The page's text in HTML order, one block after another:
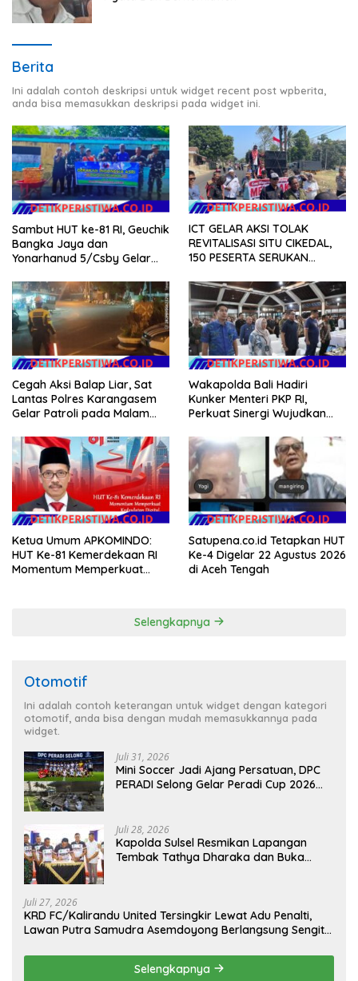
Berita
Ini adalah contoh deskripsi untuk widget recent post wpberita,
anda bisa memasukkan deskripsi pada widget ini.
Sambut HUT ke-81 RI, Geuchik
Bangka Jaya dan
Yonarhanud 5/Csby Gelar
Gerakan Indonesia Asri
ICT GELAR AKSI TOLAK
REVITALISASI SITU CIKEDAL,
150 PESERTA SERUKAN
Cegah Aksi Balap Liar, Sat
Lantas Polres Karangasem
Gelar Patroli pada Malam
Wakapolda Bali Hadiri
Kunker Menteri PKP RI,
Perkuat Sinergi Wujudkan
Masyarakat
Ketua Umum APKOMINDO:
HUT Ke-81 Kemerdekaan RI
Momentum Memperkuat
Satupena.co.id Tetapkan HUT
Ke-4 Digelar 22 Agustus 2026
di Aceh Tengah
Selengkapnya
Otomotif
Ini adalah contoh keterangan untuk widget dengan kategori
otomotif, anda bisa dengan mudah memasukkannya pada
widget.
Juli 31, 2026
Mini Soccer Jadi Ajang Persatuan, DPC
PERADI Selong Gelar Peradi Cup 2026
Juli 28, 2026
Kapolda Sulsel Resmikan Lapangan
Tembak Tathya Dharaka dan Buka
Juli 27, 2026
KRD FC/Kalirandu United Tersingkir Lewat Adu Penalti,
Lawan Putra Samudra Asemdoyong Berlangsung Sengit
Selengkapnya